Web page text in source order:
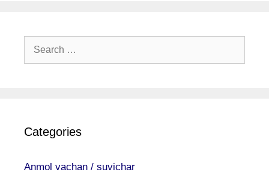
Search
Categories
Anmol vachan / suvichar